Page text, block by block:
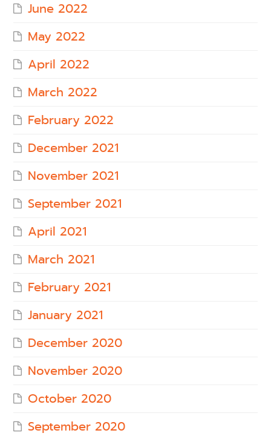
June 2022
May 2022
April 2022
March 2022
February 2022
December 2021
November 2021
September 2021
April 2021
March 2021
February 2021
January 2021
December 2020
November 2020
October 2020
September 2020